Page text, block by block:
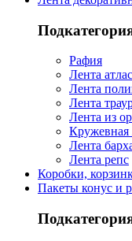
Рафия
Лента
Лента
Лента
Лента из
Кружевная
Лента
Лента репс
Коробки,
Пакеты конус и